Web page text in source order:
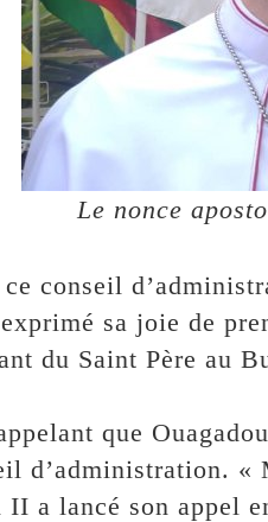
Le nonce
ce conseil
sa joie de
du Saint Père au
que
d’administration. «
II a lancé son appel